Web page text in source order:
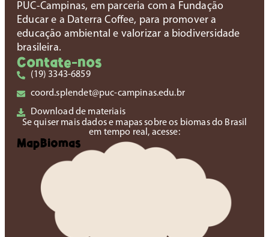
PUC-Campinas, em parceria com a Fundação
Educar e a Daterra Coffee, para promover a
educação ambiental e valorizar a biodiversidade
brasileira.
Contate-nos
(19) 3343-6859
coord.splendet@puc-campinas.edu.br
Download de materiais
Se quiser mais dados e mapas sobre os biomas do Brasil
em tempo real, acesse:
MapBiomas